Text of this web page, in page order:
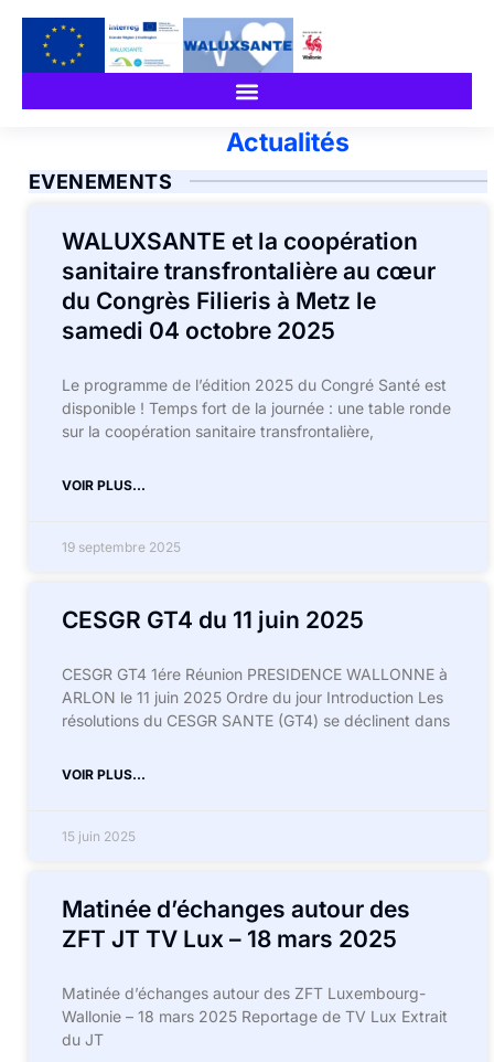
Actualités
EVENEMENTS
WALUXSANTE et la coopération
sanitaire transfrontalière au cœur
du Congrès Filieris à Metz le
samedi 04 octobre 2025
Le programme de l’édition 2025 du Congré Santé est
disponible ! Temps fort de la journée : une table ronde
sur la coopération sanitaire transfrontalière,
VOIR PLUS...
19 septembre 2025
CESGR GT4 du 11 juin 2025
CESGR GT4 1ére Réunion PRESIDENCE WALLONNE à
ARLON le 11 juin 2025 Ordre du jour Introduction Les
résolutions du CESGR SANTE (GT4) se déclinent dans
VOIR PLUS...
15 juin 2025
Matinée d’échanges autour des
ZFT JT TV Lux – 18 mars 2025
Matinée d’échanges autour des ZFT Luxembourg-
Wallonie – 18 mars 2025 Reportage de TV Lux Extrait
du JT